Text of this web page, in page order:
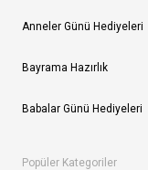
Anneler Günü Hediyeleri
Bayrama Hazırlık
Babalar Günü Hediyeleri
Popüler Kategoriler